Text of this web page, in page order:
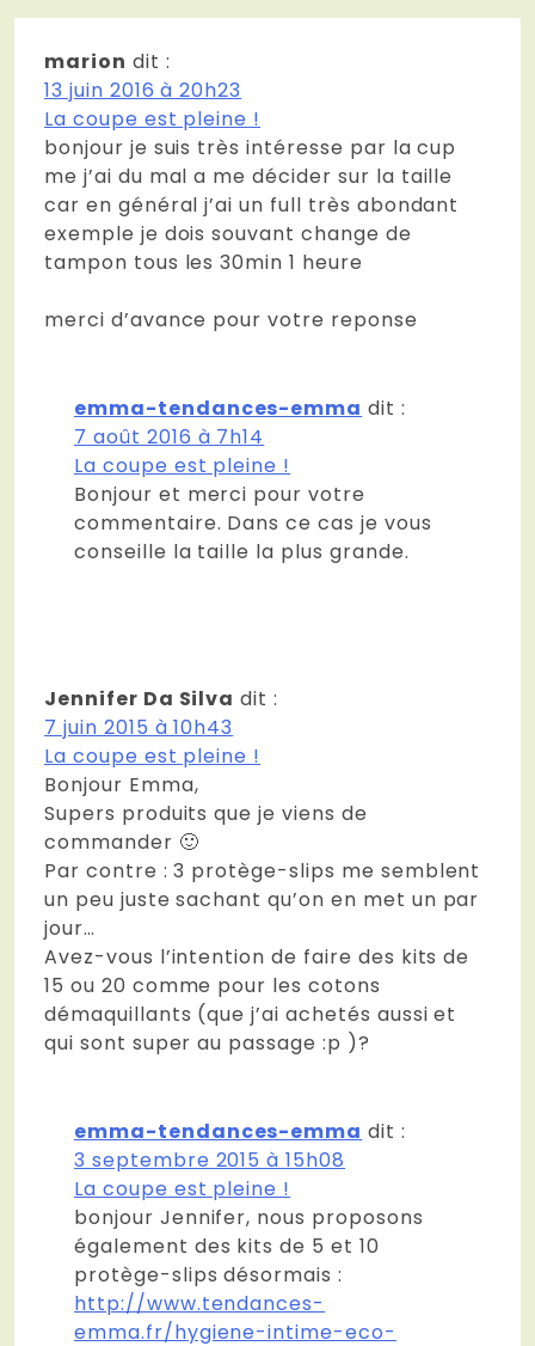
marion dit :
13 juin 2016 à 20h23
La coupe est pleine !
bonjour je suis très intéresse par la cup
me j’ai du mal a me décider sur la taille
car en général j’ai un full très abondant
exemple je dois souvant change de
tampon tous les 30min 1 heure
merci d’avance pour votre reponse
emma-tendances-emma dit :
7 août 2016 à 7h14
La coupe est pleine !
Bonjour et merci pour votre
commentaire. Dans ce cas je vous
conseille la taille la plus grande.
Jennifer Da Silva dit :
7 juin 2015 à 10h43
La coupe est pleine !
Bonjour Emma,
Supers produits que je viens de
commander 🙂
Par contre : 3 protège-slips me semblent
un peu juste sachant qu’on en met un par
jour…
Avez-vous l’intention de faire des kits de
15 ou 20 comme pour les cotons
démaquillants (que j’ai achetés aussi et
qui sont super au passage :p )?
emma-tendances-emma dit :
3 septembre 2015 à 15h08
La coupe est pleine !
bonjour Jennifer, nous proposons
également des kits de 5 et 10
protège-slips désormais :
http://www.tendances-
emma.fr/hygiene-intime-eco-